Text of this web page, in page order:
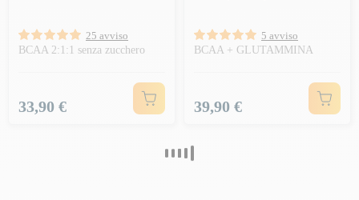
25 avviso
BCAA 2:1:1 senza zucchero
Prezzo
33,90 €
5 avviso
BCAA + GLUTAMMINA
Prezzo
39,90 €